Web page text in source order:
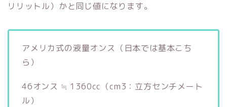
リリットル）かと同じ値になります。
アメリカ式の液量オンス（日本では基本こち
ら）
46オンス ≒ 1360cc（cm3：立方センチメート
ル）